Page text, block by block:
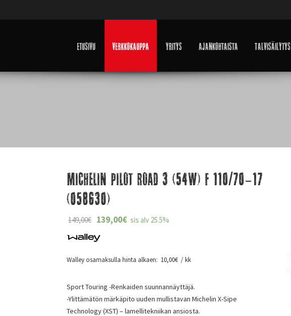
Etusivu Verkkokauppa Yritys Ajankohtaista Talvisäilytys
Michelin Pilot Road 3 (54W) F 110/70-17
(058630)
149,00€ 139,00€ sis alv 25.5%
Walley osamaksulla hinta alkaen: 10,00€ / kk
Sport Touring -Renkaiden suunnannäyttäjä.
-Ylittämätön märkäpito uuden mullistavan Michelin X-Sipe
Technology (XST) – lamellitekniikan ansiosta.